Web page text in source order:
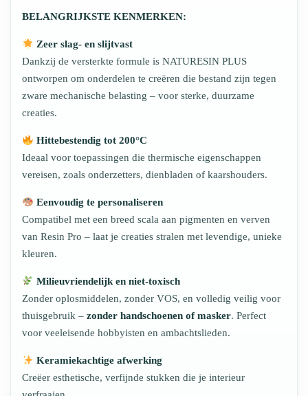
BELANGRIJKSTE KENMERKEN:
Zeer slag- en slijtvast
Dankzij de versterkte formule is NATURESIN PLUS
ontworpen om onderdelen te creëren die bestand zijn tegen
zware mechanische belasting – voor sterke, duurzame
creaties.
Hittebestendig tot 200°C
Ideaal voor toepassingen die thermische eigenschappen
vereisen, zoals onderzetters, dienbladen of kaarshouders.
Eenvoudig te personaliseren
Compatibel met een breed scala aan pigmenten en verven
van Resin Pro – laat je creaties stralen met levendige, unieke
kleuren.
Milieuvriendelijk en niet-toxisch
Zonder oplosmiddelen, zonder VOS, en volledig veilig voor
thuisgebruik – zonder handschoenen of masker. Perfect
voor veeleisende hobbyisten en ambachtslieden.
Keramiekachtige afwerking
Creëer esthetische, verfijnde stukken die je interieur